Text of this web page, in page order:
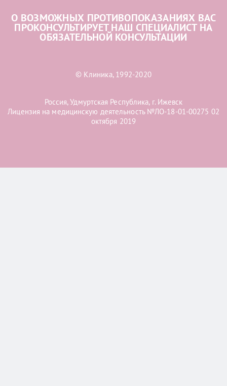
О ВОЗМОЖНЫХ ПРОТИВОПОКАЗАНИЯХ ВАС
ПРОКОНСУЛЬТИРУЕТ НАШ СПЕЦИАЛИСТ НА
ОБЯЗАТЕЛЬНОЙ КОНСУЛЬТАЦИИ
© Клиника, 1992-2020
Россия, Удмуртская Республика, г. Ижевск
Лицензия на медицинскую деятельность №ЛО-18-01-00275 02
октября 2019